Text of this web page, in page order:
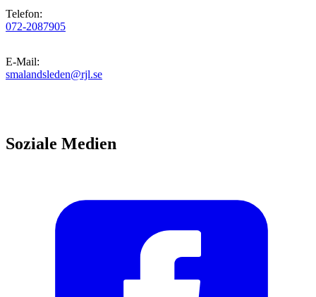
Telefon:
072-2087905
E-Mail:
smalandsleden@rjl.se
Soziale Medien